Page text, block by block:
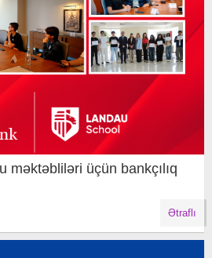
məktəbliləri üçün bankçılıq
Ətraflı